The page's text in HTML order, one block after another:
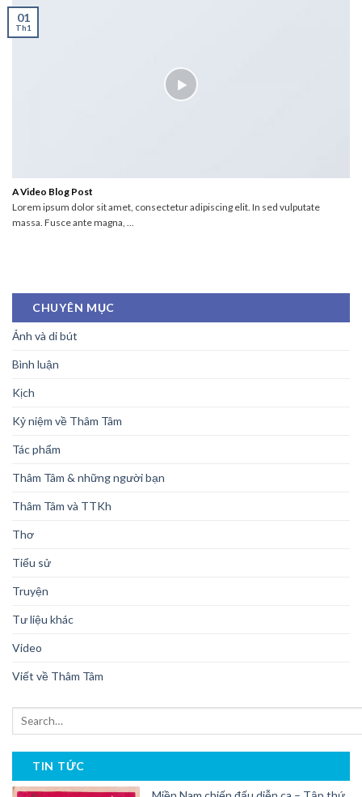
A Video Blog Post
Lorem ipsum dolor sit amet, consectetur adipiscing elit. In sed vulputate
massa. Fusce ante magna, ...
01
Th1
CHUYÊN MỤC
Ảnh và di bút
Bình luận
Kịch
Kỷ niệm về Thâm Tâm
Tác phẩm
Thâm Tâm & những người bạn
Thâm Tâm và TTKh
Thơ
Tiểu sử
Truyện
Tư liệu khác
Video
Viết về Thâm Tâm
TIN TỨC